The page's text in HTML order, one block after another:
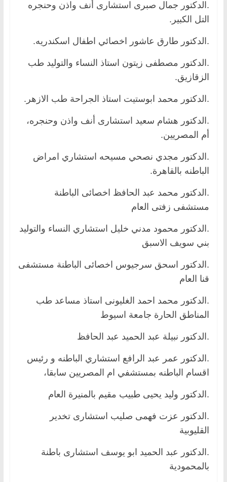
.الدكتور جمال صبرى استشارى أنف واذن وحنجره
التل الكبير.
.الدكتور طارق عاشور اخصائي اطفال اسكندريه.
.الدكتور مصطفى زيتون استاذ النساء والتوليد طب
الزقازيق.
.الدكتور محمد ابوستيت استاذ الجراحة طب الازهر.
.الدكتور هشام سعيد استشارى أنف واذن وحنجره،
أم المصريين.
.الدكتور مجدي نصحي مسيحه استشاري امراض
الباطنه بالقاهرة.
.الدكتور محمد عبد الحافظ اخصائى الباطنة
مستشفى زفتى العام
.الدكتور محمود مدني خليل استشاري النساء والتوليد
بني سويف الاسبق
.الدكتور اسحق سرجيوس اخصائى الباطنة مستشفى
قنا العام
.الدكتور محمد احمد الغليونى استاذ مساعد طب
المناطق الحارة جامعة اسيوط
.الدكتور نبيلة عبد الحميد عبد الحافظ
.الدكتور عمر عبد الرافع استشاري الباطنه و رئيس
اقسام الباطنه بمستشفي ام المصريين سابقا،
.الدكتور وليد يحيى طبيب مقيم بالمنيرة العام
.الدكتور عزت فهمى صليب استشارى تخدير
القليوبية
.الدكتور عبد الحميد ابو يوسف استشارى باطنة
بالمحمودية